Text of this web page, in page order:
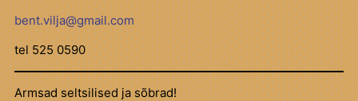
bent.vilja@gmail.com
tel 525 0590
Armsad seltsilised ja sõbrad!